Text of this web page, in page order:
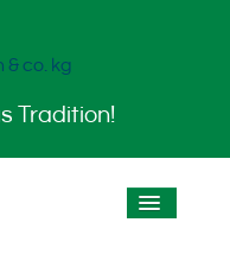
Tradition!